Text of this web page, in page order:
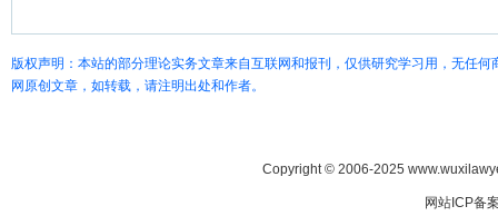
版权声明：本站的部分理论实务文章来自互联网和报刊，仅供研究学习用，无任
网原创文章，如转载，请注明出处和作者。
Copyright © 2006-2025
网站ICP备